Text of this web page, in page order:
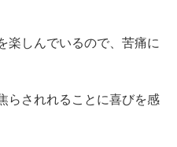
楽しんでいるので、苦痛に
らされれることに喜びを感